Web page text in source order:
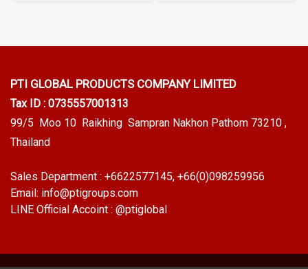
PTI GLOBAL PRODUCTS COMPANY LIMITED
Tax ID : 0735557001313
99/5 Moo 10 Raikhing Sampran Nakhon Pathom 73210 ,
Thailand
Sales Department : +6622577145, +66(0)098259956
Email: info@ptigroups.com
LINE Official Accoint : @ptiglobal